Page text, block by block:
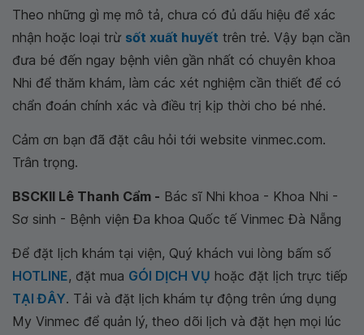
Theo những gì mẹ mô tả, chưa có đủ dấu hiệu để xác
nhận hoặc loại trừ sốt xuất huyết trên trẻ. Vậy bạn cần
đưa bé đến ngay bệnh viên gần nhất có chuyên khoa
Nhi để thăm khám, làm các xét nghiệm cần thiết để có
chẩn đoán chính xác và điều trị kịp thời cho bé nhé.
Cảm ơn bạn đã đặt câu hỏi tới website vinmec.com.
Trân trọng.
BSCKII Lê Thanh Cẩm - Bác sĩ Nhi khoa - Khoa Nhi -
Sơ sinh - Bệnh viện Đa khoa Quốc tế Vinmec Đà Nẵng
Để đặt lịch khám tại viện, Quý khách vui lòng bấm số
HOTLINE, đặt mua GÓI DỊCH VỤ hoặc đặt lịch trực tiếp
TẠI ĐÂY. Tải và đặt lịch khám tự động trên ứng dụng
My Vinmec để quản lý, theo dõi lịch và đặt hẹn mọi lúc